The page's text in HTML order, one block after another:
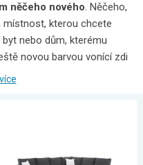
něčeho nového. Něčeho,
místnost, kterou chcete
nebo dům, kterému
novou barvou vonící zdi
nebo oživte i to